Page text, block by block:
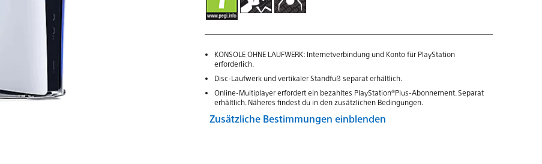
KONSOLE OHNE LAUFWERK: Internetverbindung und Konto für PlayStation
erforderlich.
Disc-Laufwerk und vertikaler Standfuß separat erhältlich.
Online-Multiplayer erfordert ein bezahltes PlayStation®Plus-Abonnement. Separat
erhältlich. Näheres findest du in den zusätzlichen Bedingungen.
Zusätzliche Bestimmungen einblenden